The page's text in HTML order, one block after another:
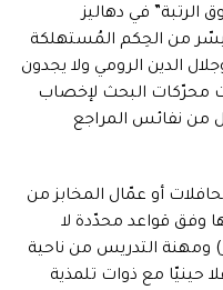
الرتبة” في دهاليز
من الحِكم المُستهلكة
الدين الرومي ولا يجدون
محرّكات البحث لإخصاب
من نفائس المراجع
أو عمّال المخابز من
وفق قواعد محدّدة لا
ومهنة التدريس من ناحية
حينيّا مع ذوات تلمذية